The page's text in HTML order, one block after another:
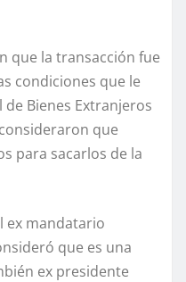
que la transacción fue
condiciones que le
Bienes Extranjeros
que
para sacarlos de la
ex mandatario
que es una
ex presidente